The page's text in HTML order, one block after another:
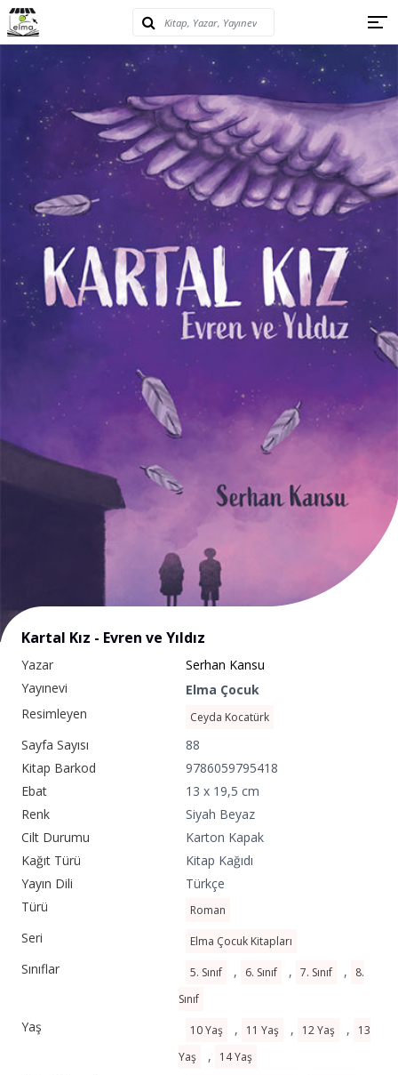
Kartal Kız - Evren ve Yıldız
Yazar
Serhan Kansu
Yayınevi
Elma Çocuk
Resimleyen
Ceyda Kocatürk
Sayfa Sayısı
88
Kitap Barkod
9786059795418
Ebat
13 x 19,5 cm
Renk
Siyah Beyaz
Cilt Durumu
Karton Kapak
Kağıt Türü
Kitap Kağıdı
Yayın Dili
Türkçe
Türü
Roman
Seri Elma Çocuk Kitapları
Sınıflar 5. Sınıf , 6. Sınıf , 7. Sınıf ,
8.
Sınıf
Yaş 10 Yaş , 11 Yaş , 12 Yaş ,
13
Yaş
, 14 Yaş